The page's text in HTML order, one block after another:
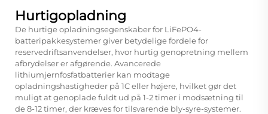
Hurtigopladning
De hurtige opladningsegenskaber for LiFePO4-
batteripakkesystemer giver betydelige fordele for
reservedriftsanvendelser, hvor hurtig genopretning mellem
afbrydelser er afgørende. Avancerede
lithiumjernfosfatbatterier kan modtage
opladningshastigheder på 1C eller højere, hvilket gør det
muligt at genoplade fuldt ud på 1-2 timer i modsætning til
de 8-12 timer, der kræves for tilsvarende bly-syre-systemer.